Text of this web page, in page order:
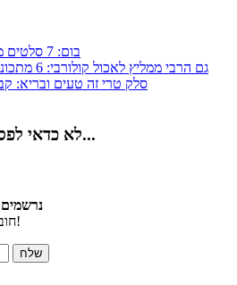
בום: 7 סלטים מושלמים לארוחת בוקר
גם הרבי ממליץ לאכול קולורבי: 6 מתכוני קולורבי שכולם יאהבו
סלק טרי זה טעים ובריא: קבלו 3 מתכונים
לא כדאי לפספס...
נרשמים
חוברת מתכונים מהירים לדיאטה!